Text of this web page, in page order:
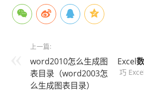
上一篇:
word2010怎么生成图
表目录（word2003怎
么生成图表目录）
Excel
巧